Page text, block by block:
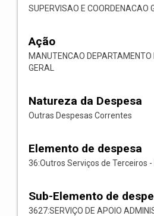
SUPERVISAO E COORDENACAO
Ação
MANUTENCAO
GERAL
Natureza da Despesa
Outras Despesas Correntes
Elemento de despesa
36:Outros Serviços de Terceiros -
Sub-Elemento de
3627:SERVIÇO DE APOIO